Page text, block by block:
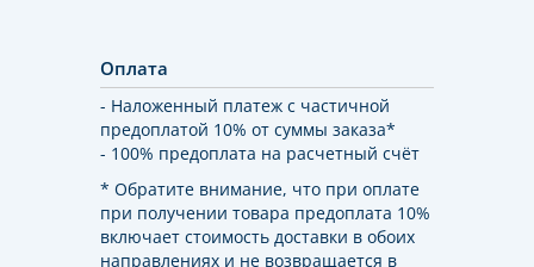
Оплата
- Наложенный платеж с частичной
предоплатой 10% от суммы заказа*
- 100% предоплата на расчетный счёт
* Обратите внимание, что при оплате
при получении товара предоплата 10%
включает стоимость доставки в обоих
направлениях и не возвращается в